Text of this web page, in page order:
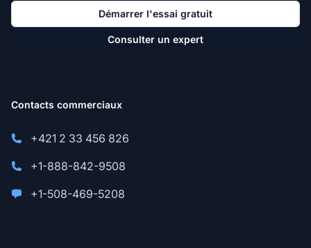
Démarrer l'essai gratuit
Consulter un expert
Contacts commerciaux
+421 2 33 456 826
+1-888-842-9508
+1-508-469-5208